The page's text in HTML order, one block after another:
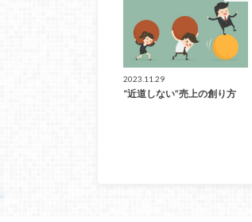
2023.11.29
“近道しない”売上の創り方